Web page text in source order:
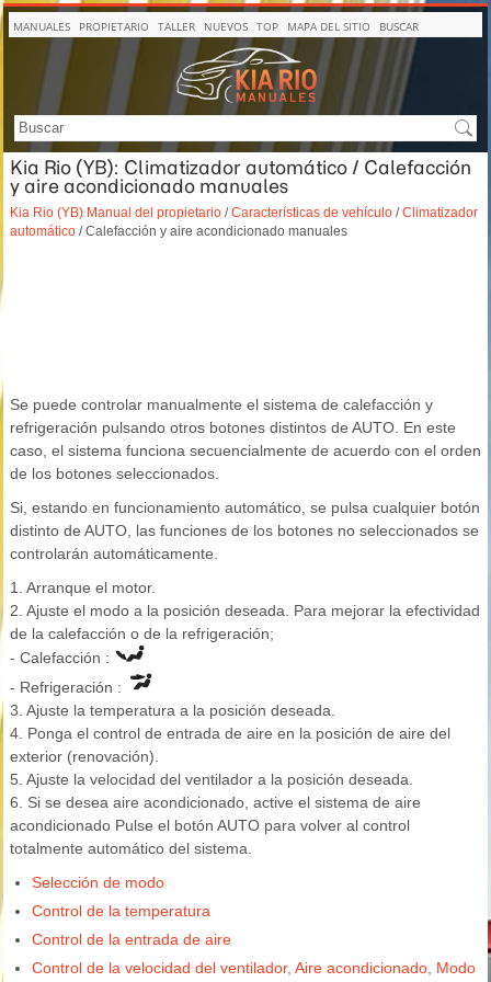
MANUALES PROPIETARIO TALLER NUEVOS TOP MAPA DEL SITIO BUSCAR
Kia Rio (YB): Climatizador automático / Calefacción
y aire acondicionado manuales
Kia Rio (YB) Manual del propietario /Características de vehículo /Climatizador
automático / Calefacción y aire acondicionado manuales
Se puede controlar manualmente el sistema de calefacción y
refrigeración pulsando otros botones distintos de AUTO. En este
caso, el sistema funciona secuencialmente de acuerdo con el orden
de los botones seleccionados.
Si, estando en funcionamiento automático, se pulsa cualquier botón
distinto de AUTO, las funciones de los botones no seleccionados se
controlarán automáticamente.
1. Arranque el motor.
2. Ajuste el modo a la posición deseada. Para mejorar la efectividad
de la calefacción o de la refrigeración;
- Calefacción :
- Refrigeración :
3. Ajuste la temperatura a la posición deseada.
4. Ponga el control de entrada de aire en la posición de aire del
exterior (renovación).
5. Ajuste la velocidad del ventilador a la posición deseada.
6. Si se desea aire acondicionado, active el sistema de aire
acondicionado Pulse el botón AUTO para volver al control
totalmente automático del sistema.
Selección de modo
Control de la temperatura
Control de la entrada de aire
Control de la velocidad del ventilador, Aire acondicionado, Modo